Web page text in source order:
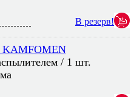
В резерв!
/ 1 шт.